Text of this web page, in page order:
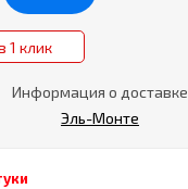
1 клик
Информация о доставке
Эль-Монте